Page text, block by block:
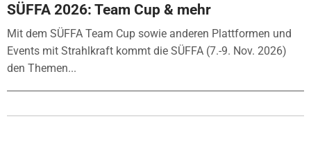
SÜFFA 2026: Team Cup & mehr
Mit dem SÜFFA Team Cup sowie anderen Plattformen und
Events mit Strahlkraft kommt die SÜFFA (7.-9. Nov. 2026)
den Themen...